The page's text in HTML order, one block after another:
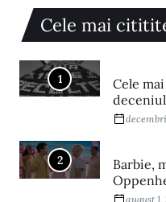
Cele mai
1
Cele
2
Barbie,
august 1,